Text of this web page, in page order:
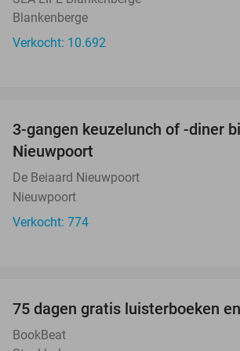
Blankenberge
Verkocht: 10.692
3-gangen keuzelunch of -diner
Nieuwpoort
De Beiaard Nieuwpoort
Nieuwpoort
Verkocht: 774
75 dagen gratis luisterboeken
BookBeat